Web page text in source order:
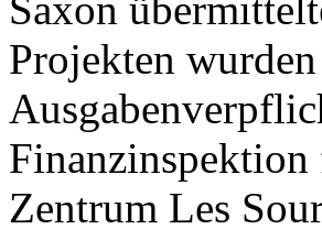
Projekten
Finanzinspektion
Zentrum Les